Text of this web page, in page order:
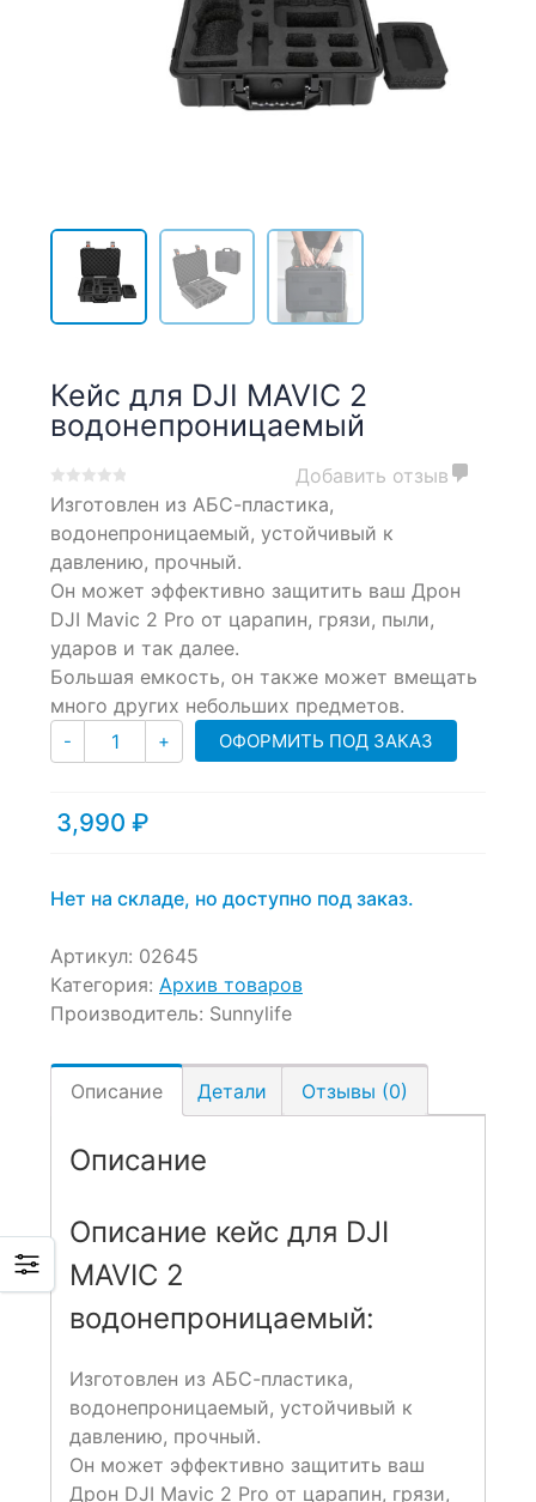
Кейс для DJI MAVIC 2
водонепроницаемый
0
of
5
based
on
0
customer
Добавить отзыв
Изготовлен из АБС-пластика,
водонепроницаемый, устойчивый к
давлению, прочный.
Он может эффективно защитить ваш Дрон
DJI Mavic 2 Pro от царапин, грязи, пыли,
ударов и так далее.
Большая емкость, он также может вмещать
много других небольших предметов.
- Количество
+ ОФОРМИТЬ ПОД ЗАКАЗ
3,990 ₽
Нет на складе, но доступно под заказ.
Артикул: 02645
Категория: Архив товаров
Производитель: Sunnylife
Описание Детали Отзывы (0)
Описание
Описание кейс для DJI
MAVIC 2
водонепроницаемый:
Изготовлен из АБС-пластика,
водонепроницаемый, устойчивый к
давлению, прочный.
Он может эффективно защитить ваш
Дрон DJI Mavic 2 Pro от царапин, грязи,